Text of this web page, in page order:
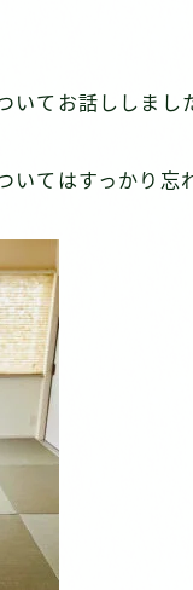
いてお話ししまし
いてはすっかり忘